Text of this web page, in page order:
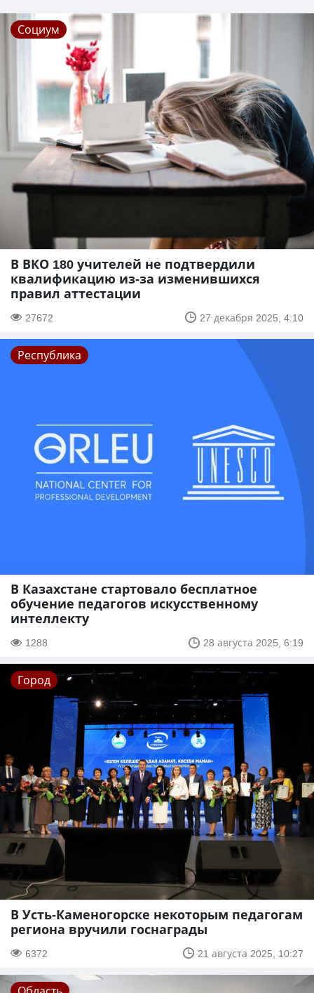
Социум
В ВКО 180 учителей не подтвердили
квалификацию из-за изменившихся
правил аттестации
27672 27 декабря 2025, 4:10
Республика
В Казахстане стартовало бесплатное
обучение педагогов искусственному
интеллекту
1288 28 августа 2025, 6:19
Город
В Усть-Каменогорске некоторым педагогам
региона вручили госнаграды
6372 21 августа 2025, 10:27